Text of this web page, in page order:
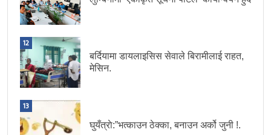
12
बर्दियामा डायलाइसिस सेवाले बिरामीलाई राहत,
मेसिन.
13
घुयँत्राे:”भत्काउन ठेक्का, बनाउन अर्को जुनी !.